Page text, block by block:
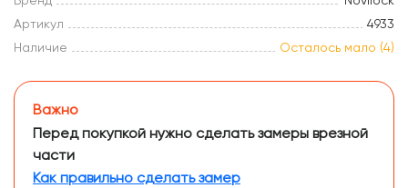
Артикул
4933
Наличие
Осталось мало (4)
Важно
Перед покупкой нужно сделать замеры врезной
части
Как правильно сделать замер